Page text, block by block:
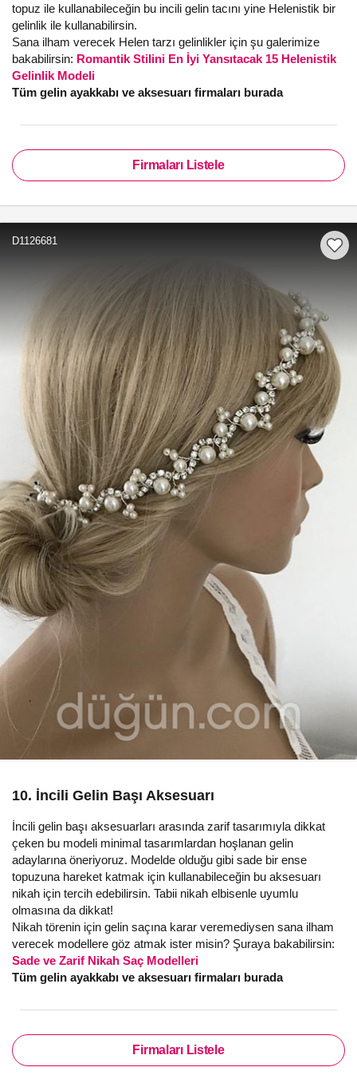
topuz ile kullanabileceğin bu incili gelin tacını yine Helenistik bir
gelinlik ile kullanabilirsin.
Sana ilham verecek Helen tarzı gelinlikler için şu galerimize
bakabilirsin: Romantik Stilini En İyi Yansıtacak 15 Helenistik
Gelinlik Modeli
Tüm gelin ayakkabı ve aksesuarı firmaları burada
Firmaları Listele
D1126681
10. İncili Gelin Başı Aksesuarı
İncili gelin başı aksesuarları arasında zarif tasarımıyla dikkat
çeken bu modeli minimal tasarımlardan hoşlanan gelin
adaylarına öneriyoruz. Modelde olduğu gibi sade bir ense
topuzuna hareket katmak için kullanabileceğin bu aksesuarı
nikah için tercih edebilirsin. Tabii nikah elbisenle uyumlu
olmasına da dikkat!
Nikah törenin için gelin saçına karar veremediysen sana ilham
verecek modellere göz atmak ister misin? Şuraya bakabilirsin:
Sade ve Zarif Nikah Saç Modelleri
Tüm gelin ayakkabı ve aksesuarı firmaları burada
Firmaları Listele